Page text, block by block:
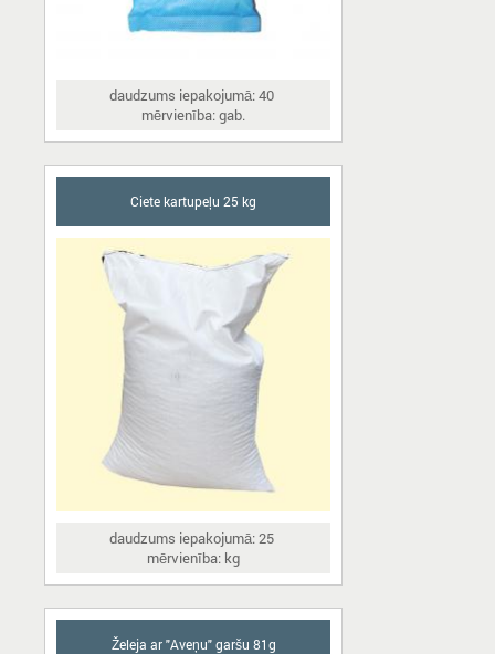
daudzums iepakojumā: 40
mērvienība: gab.
Ciete kartupeļu 25 kg
daudzums iepakojumā: 25
mērvienība: kg
Želeja ar "Aveņu" garšu 81g